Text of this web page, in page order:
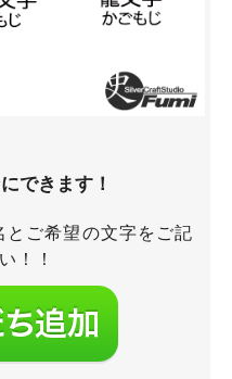
できます！
ご希望の文字をご記
！！